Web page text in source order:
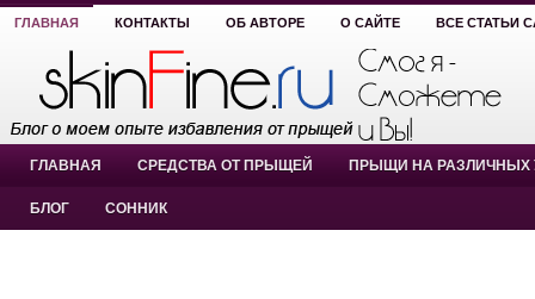
ГЛАВНАЯ КОНТАКТЫ ОБ АВТОРЕ О САЙТЕ ВСЕ СТАТЬИ
ГЛАВНАЯ СРЕДСТВА ОТ ПРЫЩЕЙ ПРЫЩИ НА РАЗЛИЧНЫХ
БЛОГ СОННИК